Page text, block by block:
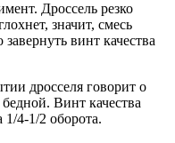
Дроссель резко
значит, смесь
винт качества
дросселя говорит о
Винт качества
4-1/2 оборота.